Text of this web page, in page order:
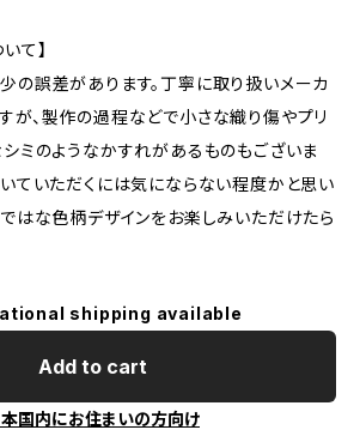
て】
の誤差があります。丁寧に取り扱いメーカ
が、製作の過程などで小さな織り傷やプリ
シミのようなかすれがあるものもございま
いていただくには気にならない程度かと思い
ではな色柄デザインをお楽しみいただけたら
shipping available
Add to cart
国内にお住まいの方向け